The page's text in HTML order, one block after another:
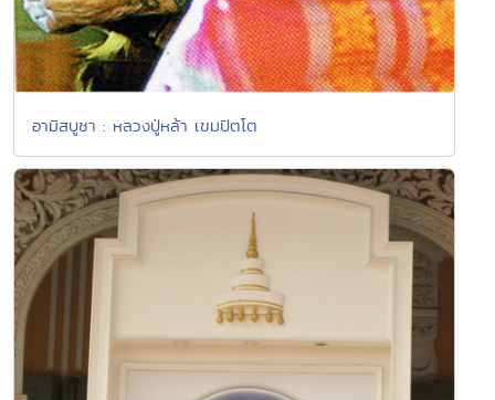
อามิสบูชา : หลวงปู่หล้า เขมปัตโต